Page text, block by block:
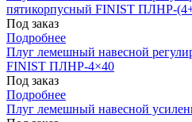
пятикорпусный FINIST ПЛНР-
Под заказ
Подробнее
Плуг лемешный навесной
FINIST ПЛНР-4×40
Под заказ
Подробнее
Плуг лемешный навесной